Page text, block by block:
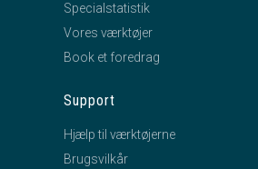
Specialstatistik
Vores værktøjer
Book et foredrag
Support
Hjælp til værktøjerne
Brugsvilkår